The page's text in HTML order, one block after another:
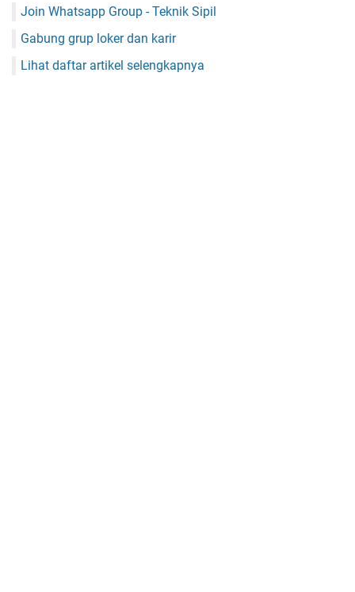
Join Whatsapp Group - Teknik Sipil
Gabung grup loker dan karir
Lihat daftar artikel selengkapnya